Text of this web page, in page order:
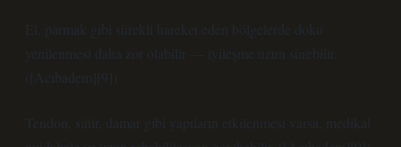
El, parmak gibi sürekli hareket eden bölgelerde doku
yenilenmesi daha zor olabilir — iyileşme uzun sürebilir.
([Acıbadem][9])
Tendon, sinir, damar gibi yapıların etkilenmesi varsa, medikal